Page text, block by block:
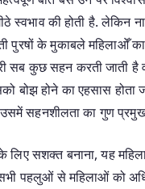
स्वभाव की होती है. लेकिन
पुरषों के मुकाबले महिलाओँ
कुछ सहन करती जाती है
होने का एहसास होता
सहनशीलता का गुण
सशक्त बनाना, यह
पहलुओं से महिलाओं को